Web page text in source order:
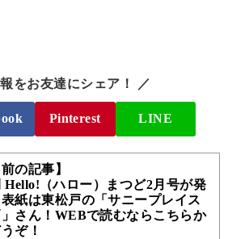
をお友達にシェア！ ／
Pinterest LINE
の記事】
Hello!（ハロー）まつど2月号が発
紙は東松戸の「サニープレイス
さん！WEBで読むならこちらか
ぞ！